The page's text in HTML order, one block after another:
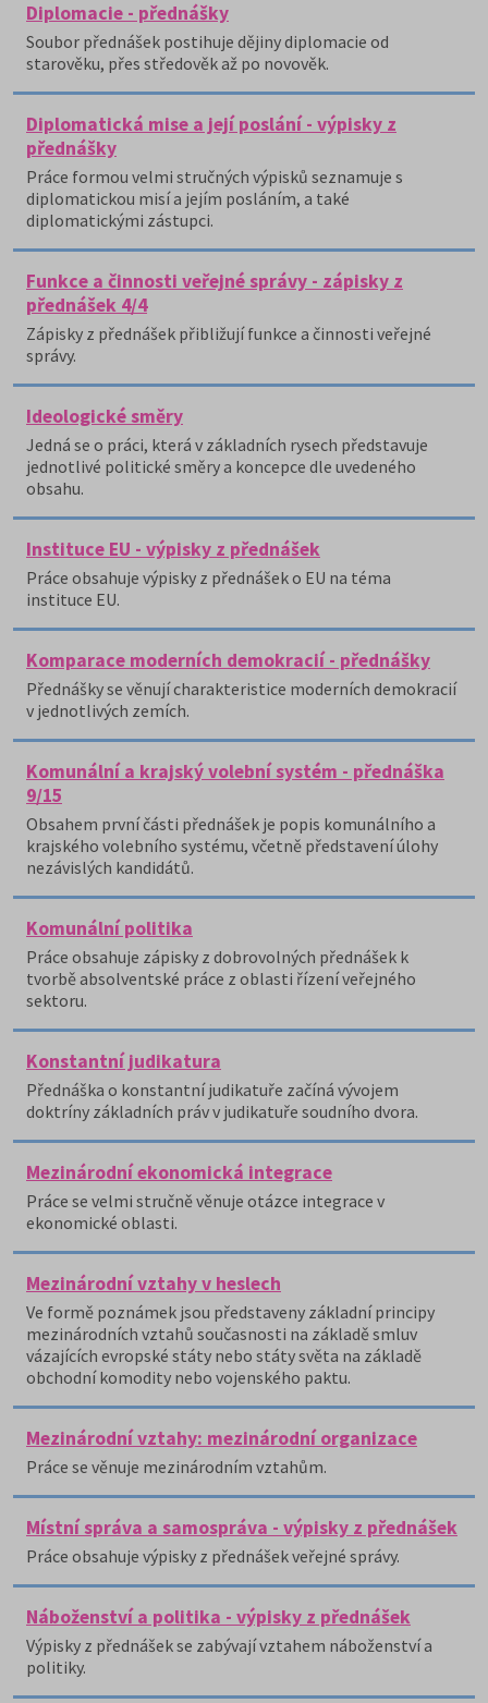
Diplomacie - přednášky
Soubor přednášek postihuje dějiny diplomacie od
starověku, přes středověk až po novověk.
Diplomatická mise a její poslání - výpisky z
přednášky
Práce formou velmi stručných výpisků seznamuje s
diplomatickou misí a jejím posláním, a také
diplomatickými zástupci.
Funkce a činnosti veřejné správy - zápisky z
přednášek 4/4
Zápisky z přednášek přibližují funkce a činnosti veřejné
správy.
Ideologické směry
Jedná se o práci, která v základních rysech představuje
jednotlivé politické směry a koncepce dle uvedeného
obsahu.
Instituce EU - výpisky z přednášek
Práce obsahuje výpisky z přednášek o EU na téma
instituce EU.
Komparace moderních demokracií - přednášky
Přednášky se věnují charakteristice moderních demokracií
v jednotlivých zemích.
Komunální a krajský volební systém - přednáška
9/15
Obsahem první části přednášek je popis komunálního a
krajského volebního systému, včetně představení úlohy
nezávislých kandidátů.
Komunální politika
Práce obsahuje zápisky z dobrovolných přednášek k
tvorbě absolventské práce z oblasti řízení veřejného
sektoru.
Konstantní judikatura
Přednáška o konstantní judikatuře začíná vývojem
doktríny základních práv v judikatuře soudního dvora.
Mezinárodní ekonomická integrace
Práce se velmi stručně věnuje otázce integrace v
ekonomické oblasti.
Mezinárodní vztahy v heslech
Ve formě poznámek jsou představeny základní principy
mezinárodních vztahů současnosti na základě smluv
vázajících evropské státy nebo státy světa na základě
obchodní komodity nebo vojenského paktu.
Mezinárodní vztahy: mezinárodní organizace
Práce se věnuje mezinárodním vztahům.
Místní správa a samospráva - výpisky z přednášek
Práce obsahuje výpisky z přednášek veřejné správy.
Náboženství a politika - výpisky z přednášek
Výpisky z přednášek se zabývají vztahem náboženství a
politiky.